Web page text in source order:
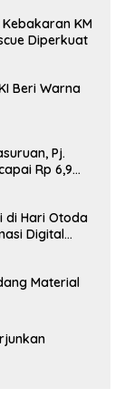
Kebakaran KM
Diperkuat
Beri Warna
Pj.
Rp 6,9
di Hari Otoda
Digital
Material